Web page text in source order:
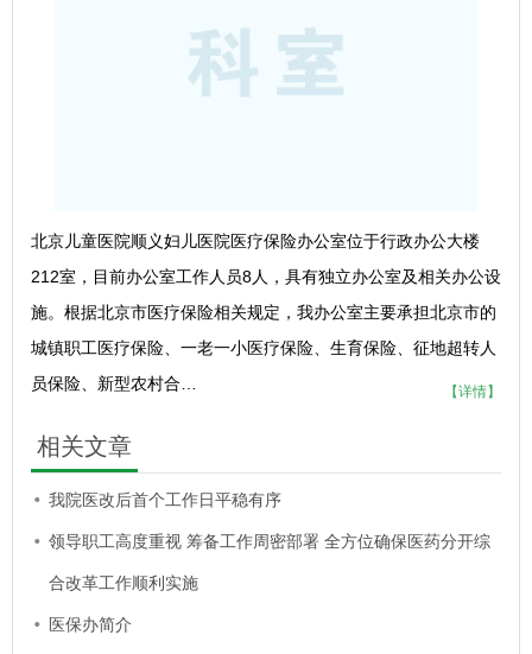
北京儿童医院顺义妇儿医院医疗保险办公室位于行政办公大楼
212室，目前办公室工作人员8人，具有独立办公室及相关办公设
施。根据北京市医疗保险相关规定，我办公室主要承担北京市的
城镇职工医疗保险、一老一小医疗保险、生育保险、征地超转人
员保险、新型农村合…
【详情】
相关文章
我院医改后首个工作日平稳有序
领导职工高度重视 筹备工作周密部署 全方位确保医药分开综
合改革工作顺利实施
医保办简介